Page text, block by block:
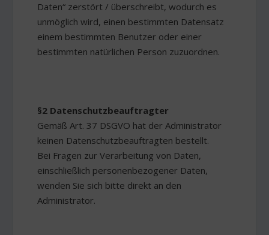
Daten“ zerstört / überschreibt, wodurch es
unmöglich wird, einen bestimmten Datensatz
einem bestimmten Benutzer oder einer
bestimmten natürlichen Person zuzuordnen.
§2 Datenschutzbeauftragter
Gemäß Art. 37 DSGVO hat der Administrator
keinen Datenschutzbeauftragten bestellt.
Bei Fragen zur Verarbeitung von Daten,
einschließlich personenbezogener Daten,
wenden Sie sich bitte direkt an den
Administrator.